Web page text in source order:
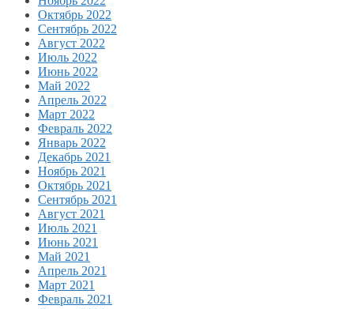
Октябрь 2022
Сентябрь 2022
Август 2022
Июль 2022
Июнь 2022
Май 2022
Апрель 2022
Март 2022
Февраль 2022
Январь 2022
Декабрь 2021
Ноябрь 2021
Октябрь 2021
Сентябрь 2021
Август 2021
Июль 2021
Июнь 2021
Май 2021
Апрель 2021
Март 2021
Февраль 2021